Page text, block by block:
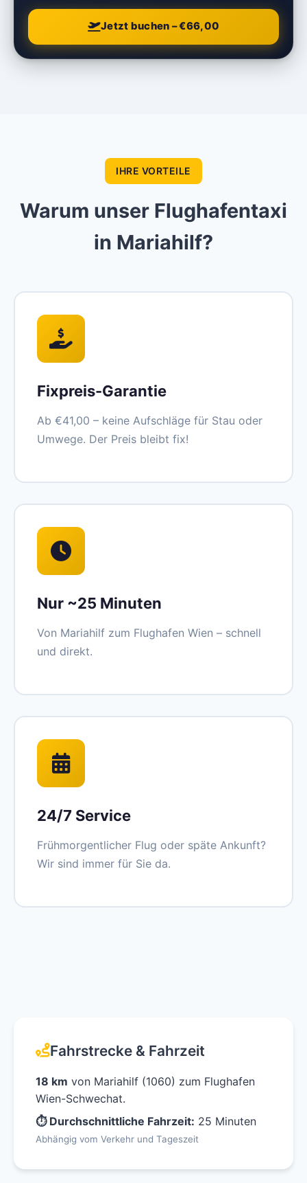
Jetzt buchen – €66,00
IHRE VORTEILE
Warum unser Flughafentaxi
in Mariahilf?
Fixpreis-Garantie
Ab €41,00 – keine Aufschläge für Stau oder
Umwege. Der Preis bleibt fix!
Nur ~25 Minuten
Von Mariahilf zum Flughafen Wien – schnell
und direkt.
24/7 Service
Frühmorgentlicher Flug oder späte Ankunft?
Wir sind immer für Sie da.
Fahrstrecke & Fahrzeit
18 km von Mariahilf (1060) zum Flughafen
Wien-Schwechat.
⏱ Durchschnittliche Fahrzeit: 25 Minuten
Abhängig vom Verkehr und Tageszeit